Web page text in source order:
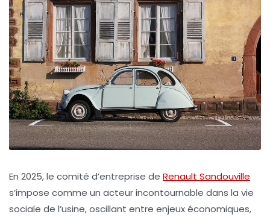
En 2025, le comité d’entreprise de Renault Sandouville
s’impose comme un acteur incontournable dans la vie
sociale de l’usine, oscillant entre enjeux économiques,